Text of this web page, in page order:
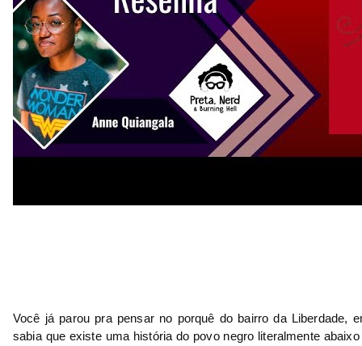
Você já parou pra pensar no porquê do bairro da Liberdade,
sabia que existe uma história do povo negro literalmente